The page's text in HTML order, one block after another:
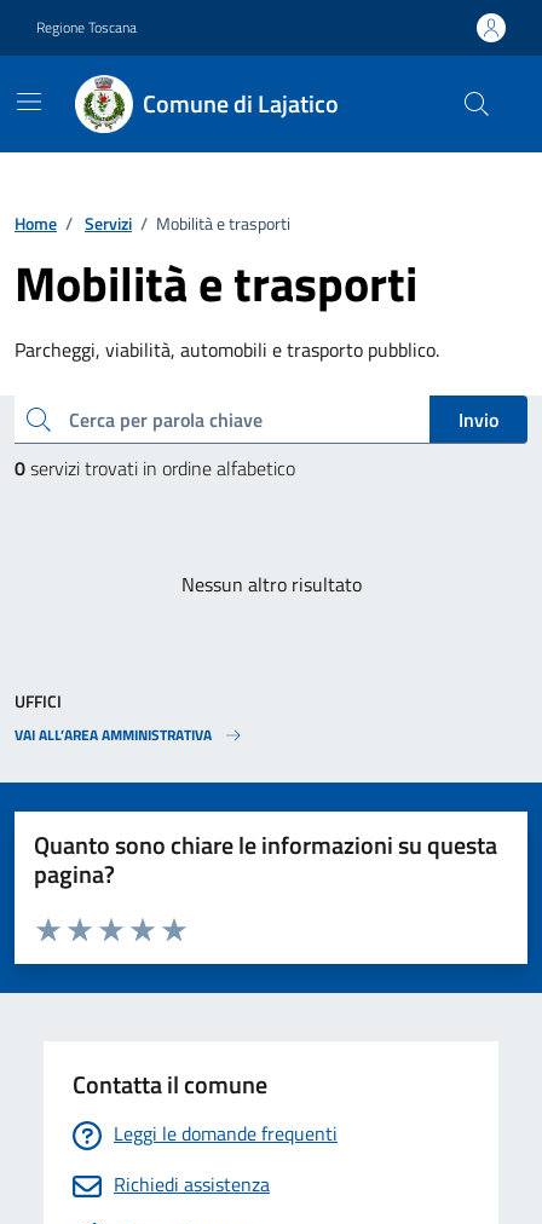
Regione Toscana
Comune di Lajatico
Home / Servizi / Mobilità e trasporti
Mobilità e trasporti
Parcheggi, viabilità, automobili e trasporto pubblico.
Esplora tutti i servizi
cerca
Invio
0servizi trovati in ordine alfabetico
Nessun altro risultato
UFFICI
VAI ALL’AREA AMMINISTRATIVA
Quanto sono chiare le informazioni su questa
pagina?
Valuta da 1 a 5 stelle la pagina
Valuta 5 stelle su 5
Valuta 4 stelle su 5
Valuta 3 stelle su 5
Valuta 2 stelle su 5
Valuta 1 stelle su 5
Contatta il comune
Leggi le domande frequenti
Richiedi assistenza